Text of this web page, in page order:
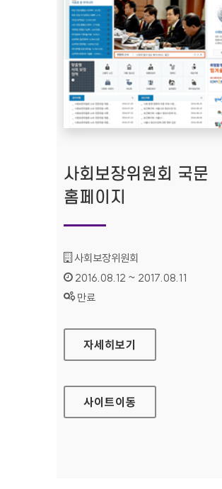
사회보장위원회 국문
홈페이지
기관명 :
사회보장위원회
인증기간 :
2016.08.12 ~ 2017.08.11
상태 :
만료
사회보장위원회 국문 홈페이지
자세히보기
사이트이동